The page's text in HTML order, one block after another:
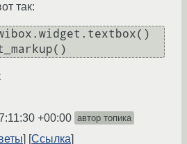
так:
+00:00 автор топика
Ссылка